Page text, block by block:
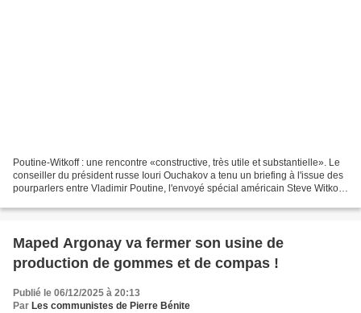
Poutine-Witkoff : une rencontre «constructive, très utile et substantielle». Le
conseiller du président russe Iouri Ouchakov a tenu un briefing à l'issue des
pourparlers entre Vladimir Poutine, l'envoyé spécial américain Steve Witkoff,
Maped Argonay va fermer son usine de
production de gommes et de compas !
Publié le 06/12/2025 à 20:13
Par Les communistes de Pierre Bénite